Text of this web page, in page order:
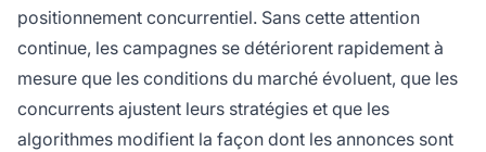
positionnement concurrentiel. Sans cette attention
continue, les campagnes se détériorent rapidement à
mesure que les conditions du marché évoluent, que les
concurrents ajustent leurs stratégies et que les
algorithmes modifient la façon dont les annonces sont